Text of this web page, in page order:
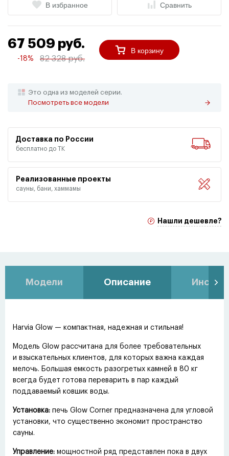
В избранное Сравнить
67 509 руб.
-18% 82 328 руб.
В корзину
Это одна из моделей серии.
Посмотреть все модели
Доставка по России
бесплатно до ТК
Реализованные проекты
сауны, бани, хаммамы
Нашли дешевле?
Модели Описание
Harvia Glow — компактная, надежная и стильная!
Модель Glow рассчитана для более требовательных
и взыскательных клиентов, для которых важна каждая
мелочь. Большая емкость разогретых камней в 80 кг
всегда будет готова переварить в пар каждый
поддаваемый ковшик воды.
Установка: печь Glow Corner предназначена для угловой
установки, что существенно экономит пространство
сауны.
Управление: мощностной ряд представлен пока в двух